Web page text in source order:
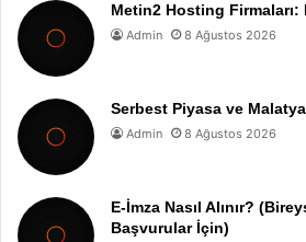
Metin2 Hosting Firmaları:
Admin 8 Ağustos 2026
Serbest Piyasa ve
Admin 8 Ağustos 2026
E-İmza Nasıl Alınır?
Başvurular İçin)